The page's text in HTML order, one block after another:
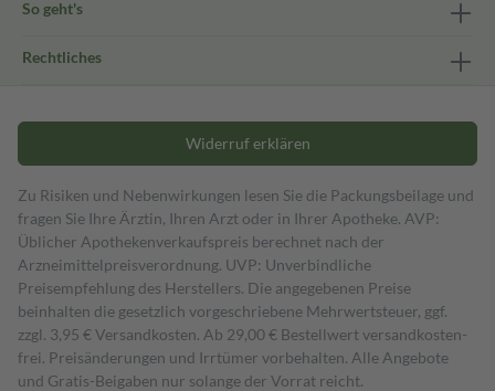
So geht's
Rechtliches
Widerruf erklären
Zu Risiken und Nebenwirkungen lesen Sie die Packungsbeilage und
fragen Sie Ihre Ärztin, Ihren Arzt oder in Ihrer Apotheke. AVP:
Üblicher Apothekenverkaufspreis berechnet nach der
Arzneimittelpreisverordnung. UVP: Unverbindliche
Preisempfehlung des Herstellers. Die angegebenen Preise
beinhalten die gesetzlich vorgeschriebene Mehrwertsteuer, ggf.
zzgl. 3,95 € Versandkosten. Ab 29,00 € Bestell­wert versand­kosten­
frei. Preisänderungen und Irrtümer vorbehalten. Alle Angebote
und Gratis-Beigaben nur solange der Vorrat reicht.